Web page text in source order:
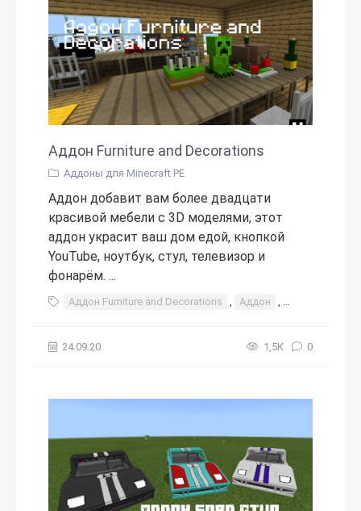
Аддон Furniture and Decorations
Аддоны для Minecraft PE
Аддон добавит вам более двадцати
красивой мебели с 3D моделями, этот
аддон украсит ваш дом едой, кнопкой
YouTube, ноутбук, стул, телевизор и
фонарём. ...
Аддон Furniture and Decorations , Аддон , дополнение
24.09.20 1,5К 0